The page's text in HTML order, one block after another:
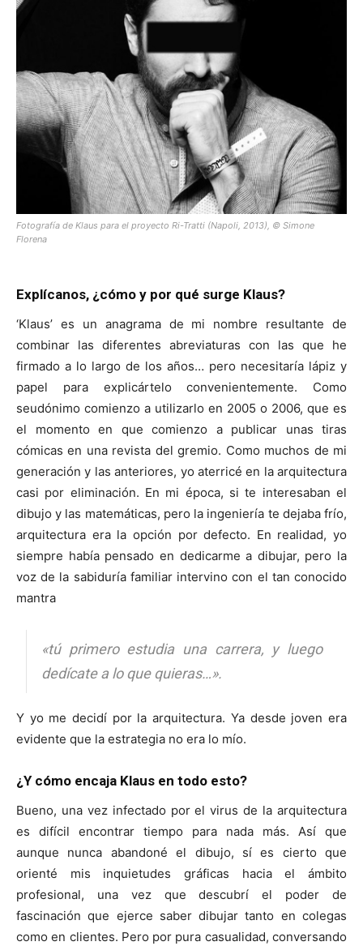
Fotografía de Klaus para el proyecto Ri-Tratti (Napoli, 2013), © Simone
Florena
Explícanos, ¿cómo y por qué surge Klaus?
‘Klaus’ es un anagrama de mi nombre resultante de
combinar las diferentes abreviaturas con las que he
firmado a lo largo de los años… pero necesitaría lápiz y
papel para explicártelo convenientemente. Como
seudónimo comienzo a utilizarlo en 2005 o 2006, que es
el momento en que comienzo a publicar unas tiras
cómicas en una revista del gremio. Como muchos de mi
generación y las anteriores, yo aterricé en la arquitectura
casi por eliminación. En mi época, si te interesaban el
dibujo y las matemáticas, pero la ingeniería te dejaba frío,
arquitectura era la opción por defecto. En realidad, yo
siempre había pensado en dedicarme a dibujar, pero la
voz de la sabiduría familiar intervino con el tan conocido
mantra
«tú primero estudia una carrera, y luego
dedícate a lo que quieras…».
Y yo me decidí por la arquitectura. Ya desde joven era
evidente que la estrategia no era lo mío.
¿Y cómo encaja Klaus en todo esto?
Bueno, una vez infectado por el virus de la arquitectura
es difícil encontrar tiempo para nada más. Así que
aunque nunca abandoné el dibujo, sí es cierto que
orienté mis inquietudes gráficas hacia el ámbito
profesional, una vez que descubrí el poder de
fascinación que ejerce saber dibujar tanto en colegas
como en clientes. Pero por pura casualidad, conversando